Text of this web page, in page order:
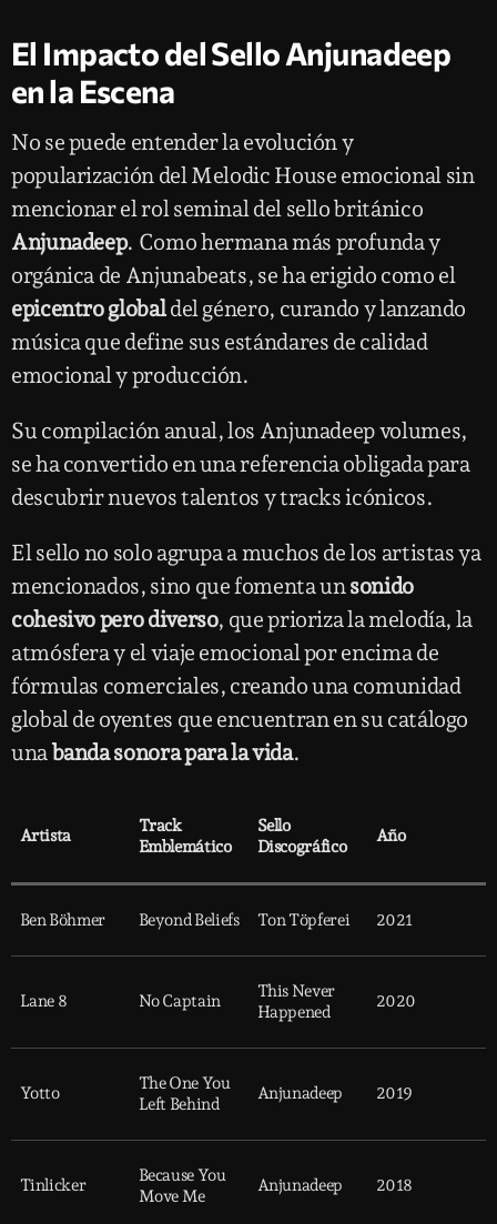
El Impacto del Sello Anjunadeep
en la Escena
No se puede entender la evolución y
popularización del Melodic House emocional sin
mencionar el rol seminal del sello británico
Anjunadeep. Como hermana más profunda y
orgánica de Anjunabeats, se ha erigido como el
epicentro globaldel género, curando y lanzando
música que define sus estándares de calidad
emocional y producción.
Su compilación anual, los Anjunadeep volumes,
se ha convertido en una referencia obligada para
descubrir nuevos talentos y tracks icónicos.
El sello no solo agrupa a muchos de los artistas ya
mencionados, sino que fomenta unsonido
cohesivo pero diverso, que prioriza la melodía, la
atmósfera y el viaje emocional por encima de
fórmulas comerciales, creando una comunidad
global de oyentes que encuentran en su catálogo
unabanda sonora para la vida.
Artista
Track
Emblemático
Sello
Discográfico
Año
Ben Böhmer Beyond Beliefs Ton Töpferei 2021
Lane 8 No Captain
This Never
Happened
2020
Yotto
The One You
Left Behind
Anjunadeep 2019
Tinlicker
Because You
Move Me
Anjunadeep 2018